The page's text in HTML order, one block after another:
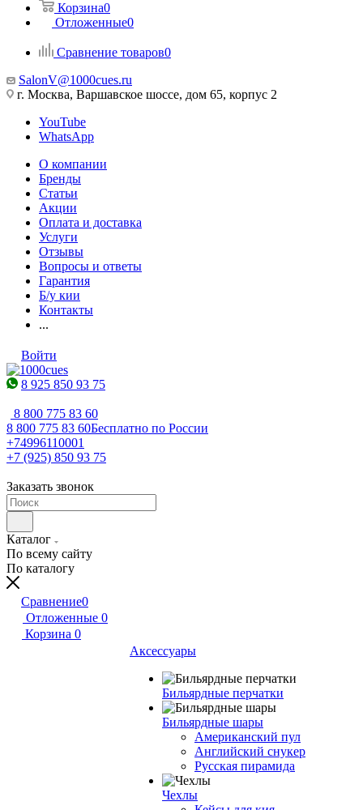
Корзина0
Отложенные0
Сравнение товаров0
SalonV@1000cues.ru
г. Москва, Варшавское шоссе, дом 65, корпус 2
YouTube
WhatsApp
О компании
Бренды
Статьи
Акции
Оплата и доставка
Услуги
Отзывы
Вопросы и ответы
Гарантия
Б/у кии
Контакты
...
Войти
8 925 850 93 75
8 800 775 83 60
8 800 775 83 60Бесплатно по России
+74996110001
+7 (925) 850 93 75
Заказать звонок
Каталог
По всему сайту
По каталогу
Сравнение0
Отложенные 0
Корзина 0
Аксессуары
Бильярдные перчатки
Бильярдные шары
Американский пул
Английский снукер
Русская пирамида
Чехлы